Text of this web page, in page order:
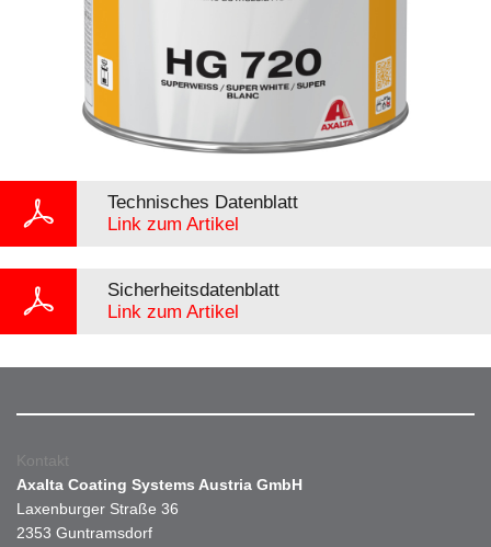
Technisches Datenblatt
Link zum Artikel
Sicherheitsdatenblatt
Link zum Artikel
Kontakt
Axalta Coating Systems Austria GmbH
Laxenburger Straße 36
2353 Guntramsdorf